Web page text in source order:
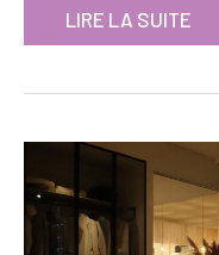
LIRE LA SUITE